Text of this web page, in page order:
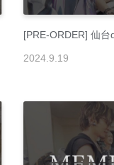
[PRE-ORDER] 仙台
2024. 9 19